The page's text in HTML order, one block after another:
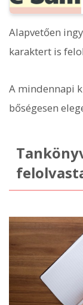
Alapvetően
karaktert is
A mindennapi
bőségesen